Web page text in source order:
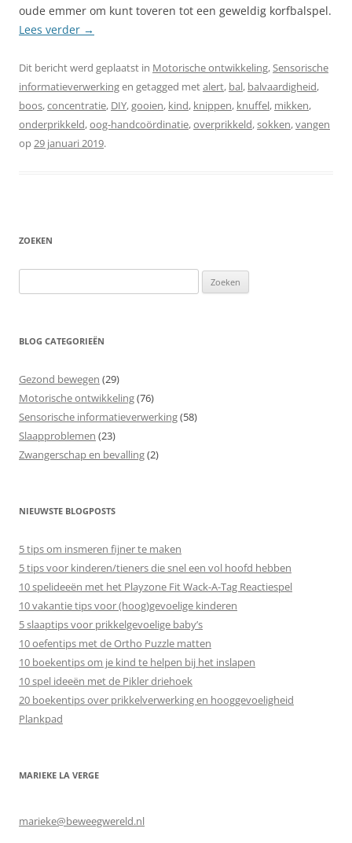
oude emmer om kunt toveren tot een geweldig korfbalspel.
Lees verder →
Dit bericht werd geplaatst in Motorische ontwikkeling,Sensorische
informatieverwerkingen getagged metalert, bal, balvaardigheid,
boos,concentratie, DIY,gooien, kind, knippen, knuffel, mikken,
onderprikkeld,oog-handcoördinatie,overprikkeld,sokken,vangen
op29 januari 2019.
ZOEKEN
naar:
BLOG CATEGORIEËN
Gezond bewegen (29)
Motorische ontwikkeling(76)
Sensorische informatieverwerking(58)
Slaapproblemen (23)
Zwangerschap en bevalling(2)
NIEUWSTE BLOGPOSTS
5 tips om insmeren fijner te maken
5 tips voor kinderen/tieners die snel een vol hoofd hebben
10 spelideeën met het Playzone Fit Wack-A-Tag Reactiespel
10 vakantie tips voor (hoog)gevoelige kinderen
5 slaaptips voor prikkelgevoelige baby’s
10 oefentips met de Ortho Puzzle matten
10 boekentips om je kind te helpen bij het inslapen
10 spel ideeën met de Pikler driehoek
20 boekentips over prikkelverwerking en hooggevoeligheid
Plankpad
MARIEKE LA VERGE
marieke@beweegwereld.nl